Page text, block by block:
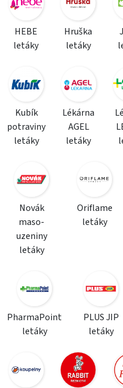
HEBE
letáky
Hruška
letáky
Kubík
potraviny
letáky
Lékárna
AGEL
letáky
Novák
maso-
uzeniny
letáky
Oriflame
letáky
PharmaPoint
letáky
PLUS JIP
letáky